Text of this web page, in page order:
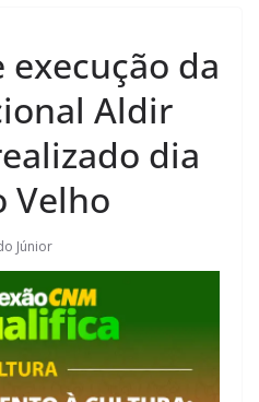
execução da
Aldir
dia
Velho
Júnior